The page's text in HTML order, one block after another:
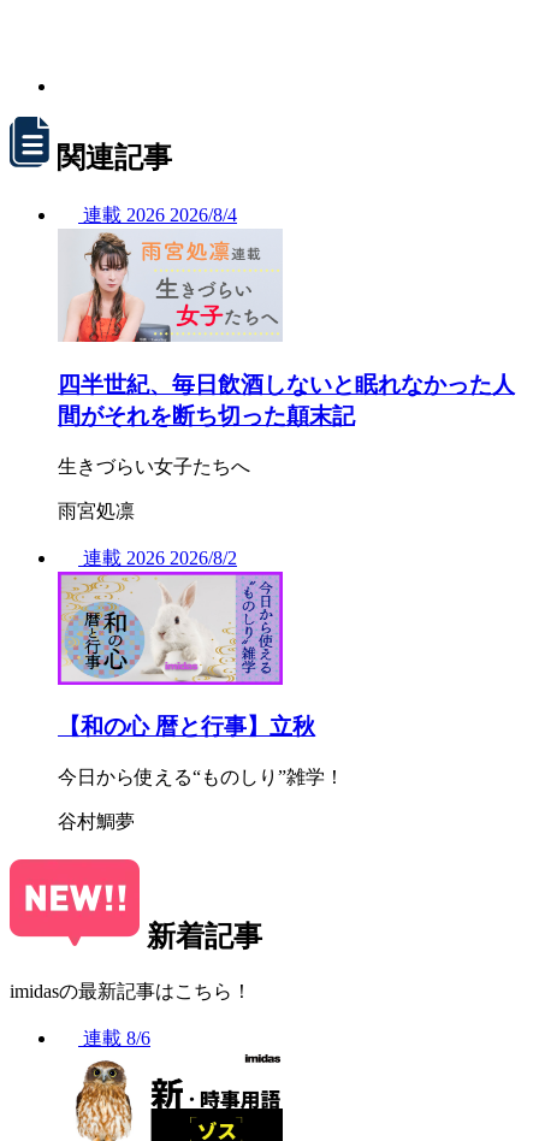
関連記事
連載 2026 2026/8/4
四半世紀、毎日飲酒しないと眠れなかった人
間がそれを断ち切った顛末記
生きづらい女子たちへ
雨宮処凛
連載 2026 2026/8/2
【和の心 暦と行事】立秋
今日から使える“ものしり”雑学！
谷村鯛夢
新着記事
imidasの最新記事はこちら！
連載 8/6